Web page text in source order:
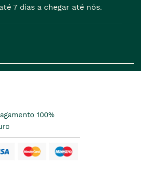
7 dias a chegar até nós.
100%